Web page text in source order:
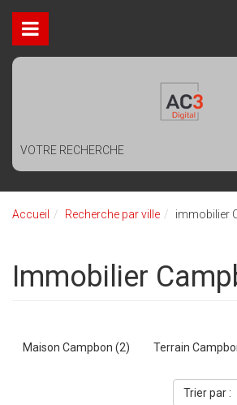
VOTRE RECHERCHE
Accueil Recherche par ville immobilier
immobilier
Maison Campbon (2) Terrain
Trier par :